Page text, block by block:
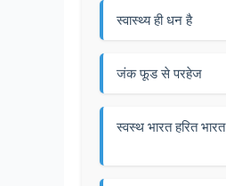
स्वास्थ्य ही धन है
जंक फूड से परहेज
स्वस्थ भारत हरित भारत